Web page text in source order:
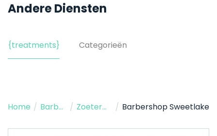
Andere Diensten
{treatments} Categorieën
Home / Barbershop / Zoetermeer / Barbershop Sweetlake